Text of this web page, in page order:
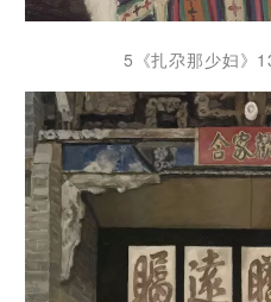
5《扎尕那少妇》